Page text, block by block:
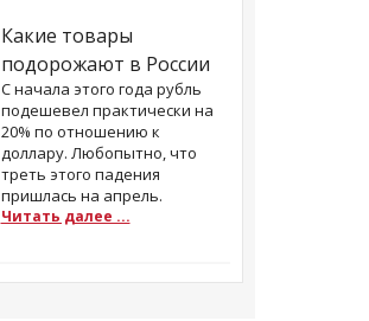
Какие товары
подорожают в России
С начала этого года рубль
подешевел практически на
20% по отношению к
доллару. Любопытно, что
треть этого падения
пришлась на апрель.
Читать далее ...